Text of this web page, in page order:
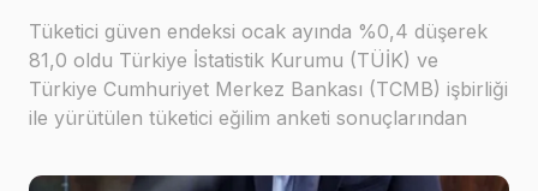
Tüketici güven endeksi ocak ayında %0,4 düşerek
81,0 oldu Türkiye İstatistik Kurumu (TÜİK) ve
Türkiye Cumhuriyet Merkez Bankası (TCMB) işbirliği
ile yürütülen tüketici eğilim anketi sonuçlarından
81,3 iken, Ocak ayında %0,4 oranında azalarak 81,0